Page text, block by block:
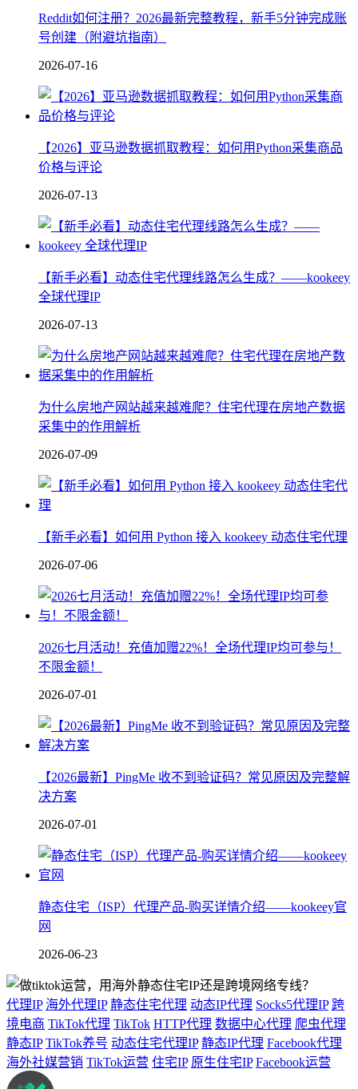
Reddit如何注册？2026最新完整教程，新手5分钟完成账
号创建（附避坑指南）
2026-07-16
【2026】亚马逊数据抓取教程：如何用Python采集商品
价格与评论
2026-07-13
【新手必看】动态住宅代理线路怎么生成？——kookeey
全球代理IP
2026-07-13
为什么房地产网站越来越难爬？住宅代理在房地产数据
采集中的作用解析
2026-07-09
【新手必看】如何用 Python 接入 kookeey 动态住宅代理
2026-07-06
2026七月活动！充值加赠22%！全场代理IP均可参与！
不限金额！
2026-07-01
【2026最新】PingMe 收不到验证码？常见原因及完整解
决方案
2026-07-01
静态住宅（ISP）代理产品-购买详情介绍——kookeey官
网
2026-06-23
代理IP 海外代理IP 静态住宅代理 动态IP代理 Socks5代理IP 跨
境电商 TikTok代理 TikTok HTTP代理 数据中心代理 爬虫代理
静态IP TikTok养号 动态住宅代理IP 静态IP代理 Facebook代理
海外社媒营销 TikTok运营 住宅IP 原生住宅IP Facebook运营